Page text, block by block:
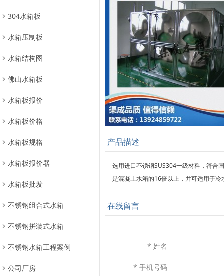
304水箱板
水箱压制板
水箱结构图
佛山水箱板
水箱板报价
水箱板价格
水箱板规格
水箱板报价器
水箱板批发
不锈钢组合式水箱
不锈钢拼装式水箱
不锈钢水箱工程案例
公司厂房
产品描述
选用进口不锈钢SUS304一级材料，符合
是混凝土水箱的16倍以上，并可适用于
在线留言
* 姓名
* 手机号码